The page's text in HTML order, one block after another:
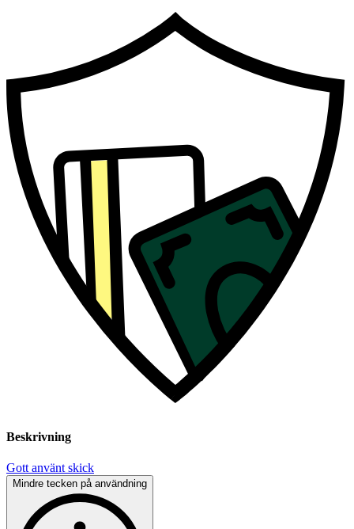
Beskrivning
Gott använt skick
Mindre tecken på användning